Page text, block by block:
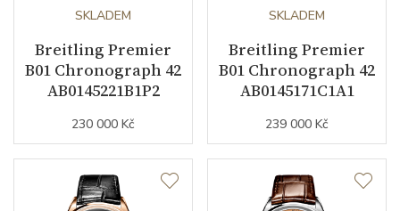
Materiál řemínku nerezová ocel
Barva řemínku ocelový tah
Šířka řemínku (nožky/spona)
Materiál spony nerezová ocel
SKLADEM
Breitling Premier
B01 Chronograph 42
AB0145221B1P2
230 000 Kč
SKLADEM
Breitling Premier
B01 Chronograph 42
AB0145171C1A1
239 000 Kč